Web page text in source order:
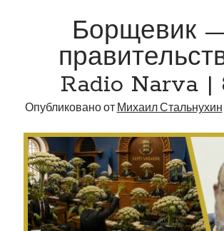
Борщевик
Radio Narva |
Опубликовано от Михаил Стальнухин